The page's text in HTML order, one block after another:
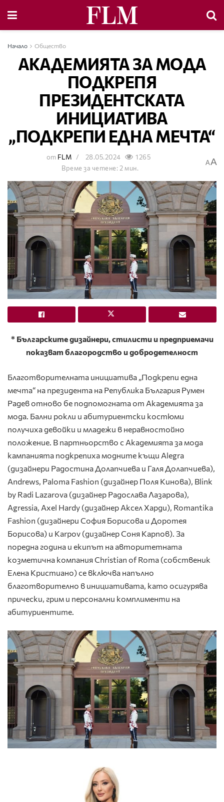
Начало Общество
АКАДЕМИЯТА ЗА МОДА
ПОДКРЕПЯ
ПРЕЗИДЕНТСКАТА
ИНИЦИАТИВА
„ПОДКРЕПИ ЕДНА МЕЧТА“
от FLM 28.05.2024
1265
Време за четене: 2 мин.
AA
* Българските дизайнери, стилисти и предприемачи
показват благородство и добродетелност
Благотворителната инициатива „Подкрепи една
мечта“ на президента на Република България Румен
Радев отново бе подпомогната от Академията за
мода. Бални рокли и абитуриентски костюми
получиха девойки и младежи в неравностойно
положение. В партньорство с Академията за мода
кампанията подкрепиха модните къщи Alegra
(дизайнери Радостина Долапчиева и Галя Долапчиева),
Andrews, Paloma Fashion (дизайнер Поля Кинова), Blink
by Radi Lazarova (дизайнер Радослава Лазарова),
Agressia, Axel Hardy (дизайнер Аксел Харди), Romantika
Fashion (дизайнери София Борисова и Доротея
Борисова) и Karpov (дизайнер Соня Карпов). За
поредна година и екипът на авторитетната
козметична компания Christian of Roma (собственик
Елена Кристиано) се включва напълно
благотворително в инициативата, като осигурява
прически, грим и персонални комплименти на
абитуриентите.